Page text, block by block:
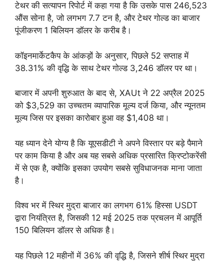
टेथर की सत्यापन रिपोर्ट में कहा गया है कि उसके पास 246,523
औंस सोना है, जो लगभग 7.7 टन है, और टेथर गोल्ड का बाजार
पूंजीकरण 1 बिलियन डॉलर के करीब है।
कॉइनमार्केटकैप के आंकड़ों के अनुसार, पिछले 52 सप्ताह में
38.31% की वृद्धि के साथ टेथर गोल्ड 3,246 डॉलर पर था।
बाजार में अपनी शुरुआत के बाद से, XAUt ने 22 अप्रैल 2025
को $3,529 का उच्चतम व्यापारिक मूल्य दर्ज किया, और न्यूनतम
मूल्य जिस पर इसका कारोबार हुआ वह $1,408 था।
यह ध्यान देने योग्य है कि यूएसडीटी ने अपने विस्तार पर बड़े पैमाने
पर काम किया है और अब यह सबसे अधिक प्रसारित क्रिप्टोकरेंसी
में से एक है, क्योंकि इसका उपयोग सबसे सुविधाजनक माना जाता
है।
विश्व भर में स्थिर मुद्रा बाजार का लगभग 61% हिस्सा USDT
द्वारा नियंत्रित है, जिसकी 12 मई 2025 तक प्रचलन में आपूर्ति
150 बिलियन डॉलर से अधिक है।
यह पिछले 12 महीनों में 36% की वृद्धि है, जिसने शीर्ष स्थिर मुद्रा